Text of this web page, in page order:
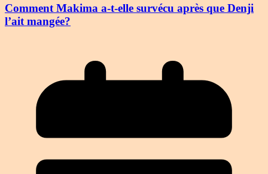
Comment Makima a-t-elle survécu après que Denji
l’ait mangée?